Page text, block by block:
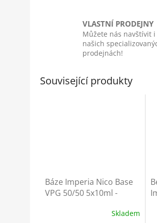
VLASTNÍ PRODEJNY
Můžete nás navštívit i
našich
prodejnách!
Související produkty
Báze Imperia Nico Base
VPG 50/50 5x10ml -
Skladem